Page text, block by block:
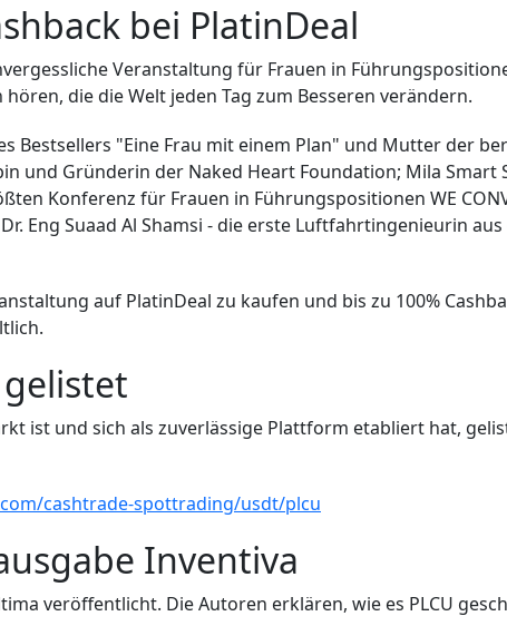
bei PlatinDeal
Veranstaltung für Frauen in
die die Welt jeden Tag zum Besseren verändern.
Bestsellers "Eine Frau mit einem Plan" und Mutter der
und Gründerin der Naked Heart Foundation; Mila Smart
Konferenz für Frauen in Führungspositionen WE
Eng Suaad Al Shamsi - die erste Luftfahrtingenieurin aus
auf PlatinDeal zu kaufen und bis zu 100%
gelistet
ist und sich als zuverlässige Plattform etabliert hat,
cashtrade-spottrading/usdt/plcu
Inventiva
veröffentlicht. Die Autoren erklären, wie es PLCU